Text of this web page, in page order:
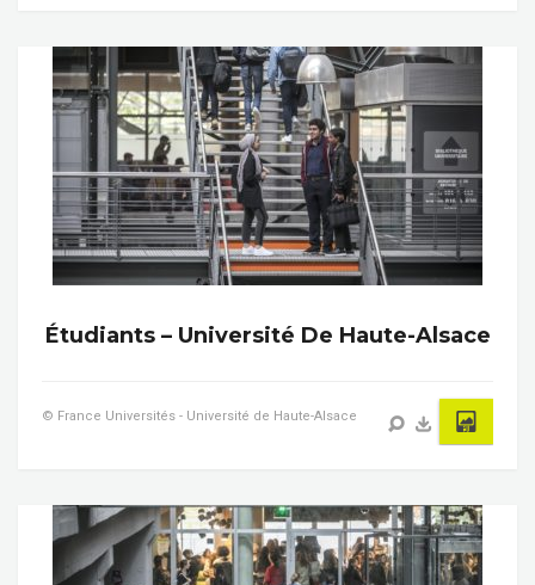
Étudiants – Université De Haute-Alsace
© France Universités - Université de Haute-Alsace